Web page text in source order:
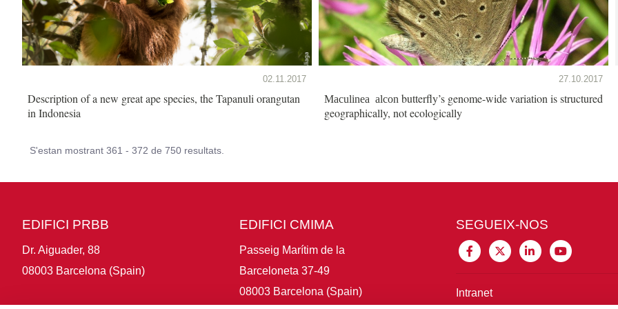
02.11.2017
Description of a new great ape species, the Tapanuli orangutan
in Indonesia
27.10.2017
Maculinea alcon butterfly’s genome-wide variation is structured
geographically, not ecologically
S'estan mostrant 361 - 372 de 750 resultats.
EDIFICI PRBB
Dr. Aiguader, 88
08003 Barcelona (Spain)
EDIFICI CMIMA
Passeig Marítim de la
Barceloneta 37-49
08003 Barcelona (Spain)
SEGUEIX-NOS
Intranet